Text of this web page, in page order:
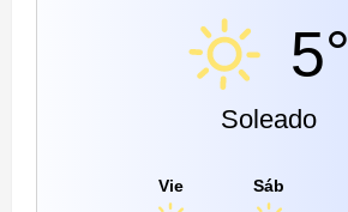
5°
Soleado
Vie Sáb